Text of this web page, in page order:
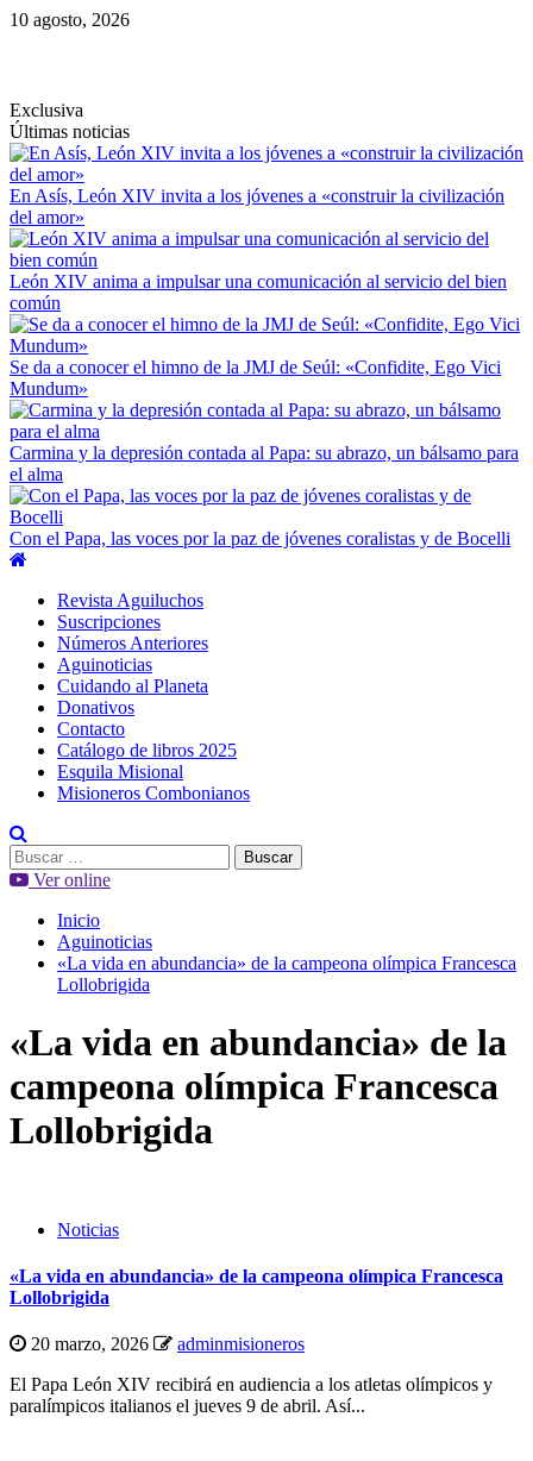
Saltar
10 agosto, 2026
Exclusiva
Últimas noticias
En Asís, León XIV invita a los jóvenes a «construir la civilización
del amor»
León XIV anima a impulsar una comunicación al servicio del bien
común
Se da a conocer el himno de la JMJ de Seúl: «Confidite, Ego Vici
Mundum»
Carmina y la depresión contada al Papa: su abrazo, un bálsamo para
el alma
Con el Papa, las voces por la paz de jóvenes coralistas y de Bocelli
Revista Aguiluchos
Suscripciones
Números Anteriores
Aguinoticias
Cuidando al Planeta
Donativos
Contacto
Catálogo de libros 2025
Esquila Misional
Misioneros Combonianos
Buscar:
Ver online
Inicio
Aguinoticias
«La vida en abundancia» de la campeona olímpica Francesca
Lollobrigida
«La vida en abundancia» de la
campeona olímpica Francesca
Lollobrigida
Noticias
«La vida en abundancia» de la campeona olímpica Francesca
Lollobrigida
20 marzo, 2026
adminmisioneros
El Papa León XIV recibirá en audiencia a los atletas olímpicos y
paralímpicos italianos el jueves 9 de abril. Así...